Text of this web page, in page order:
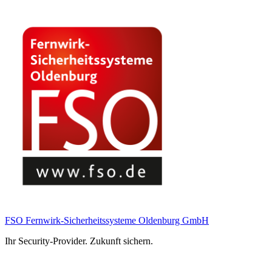
FSO Fernwirk-Sicherheitssysteme Oldenburg GmbH
Ihr Security-Provider. Zukunft sichern.